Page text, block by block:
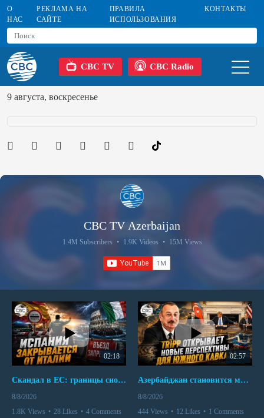
О
НАС
РЕКЛАМА НА
САЙТЕ
ПРАВИЛА
ИСПОЛЬЗОВАНИЯ
КОНТАКТЫ
CBC TV CBC Radio
9 августа, воскресенье
CBC TV Azerbaijan
1.4M Subscribers • 1.9K Videos • 15M Views
02:18
Скандал в ЕС: границы снова под контролем
8/8/2026
1.8K Views • 28 Likes • 4 Comments
02:57
Азербайджан становится мостом между Востоком и Западом
8/8/2026
444 Views • 12 Likes • 1 Comments